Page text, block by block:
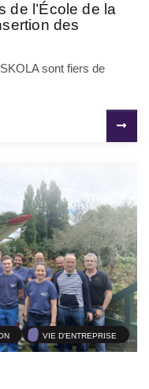
de l’École de la
des
sont fiers de
VIE D'ENTREPRISE